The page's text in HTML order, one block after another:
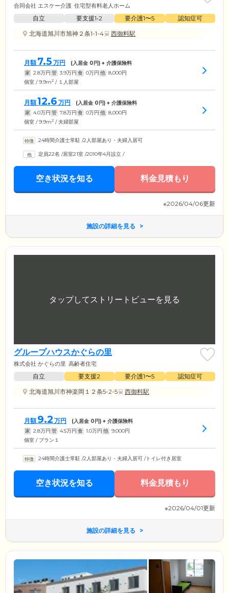
合同会社 エスケー介護 住宅型有料老人ホーム
自立 要支援1•2 要介護1〜5
認知症可
北海道旭川市旭神２条1-1-4
西御料駅
月額 7.5 万円 (入居金 0円) + 介護保険料
家 2.8万円 管 3.9万円 食 0万円 他 8,000円
個室 / 9.9m2 / １人部屋
月額12.6 万円 (入居金 0円) + 介護保険料
家 4.0万円 管 7.8万円 食 0万円 他 8,000円
個室 / 9.9m2 / 夫婦部屋
24時間介護士常駐 /2人部屋あり・夫婦入居可
定員22名 /居室21室 /2010年4月設立 /
空き状況を知る 料金見積もり
※2026/04/06更新
施設の詳細を見る
グループハウスかぐらの里
株式会社 かぐらの里 高齢者住宅
自立 要支援2 要介護1〜5
認知症可
北海道旭川市神楽岡１２条5-2-5
西御料駅
月額 9.2 万円 (入居金 0円) + 介護保険料
家 2.8万円 管 4.5万円 食 1.0万円 他 9,000円
個室 / プラン１
24時間介護士常駐 /2人部屋あり・夫婦入居可 /トイレ付き居室
空き状況を知る 料金見積もり
※2026/04/01更新
施設の詳細を見る